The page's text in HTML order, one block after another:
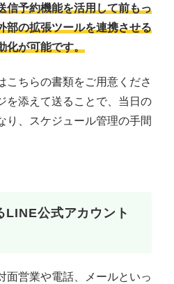
信予約機能を活用して前もっ
部の拡張ツールを連携させる
化が可能です。
こちらの書類をご用意くださ
を添えて送ることで、当日の
り、スケジュール管理の手間
LINE公式アカウント
面営業や電話、メールといっ